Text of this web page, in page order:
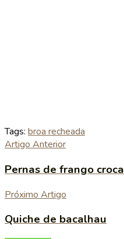
Tags: broa recheada
Artigo Anterior
Pernas de frango
Próximo Artigo
Quiche de bacalhau